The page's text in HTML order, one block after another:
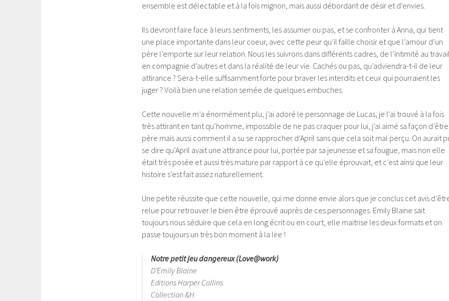
ensemble est délectable et à la fois mignon, mais aussi débordant de désir et d’envies.
Ils devront faire face à leurs sentiments, les assumer ou pas, et se confronter à Anna, qui tient
une place importante dans leur coeur, avec cette peur qu’il faille choisir et que l’amour d’un
père l’emporte sur leur relation. Nous les suivrons dans différents cadres, de l’intimité au
en compagnie d’autres et dans la réalité de leur vie. Cachés ou pas, qu’adviendra-t-il de leur
attirance ? Sera-t-elle suffisamment forte pour braver les interdits et ceux qui pourraient les
juger ? Voilà bien une relation semée de quelques embuches.
Cette nouvelle m’a énormément plu, j’ai adoré le personnage de Lucas, je l’ai trouvé à la fois
très attirant en tant qu’homme, impossible de ne pas craquer pour lui, j’ai aimé sa façon d’être
père mais aussi comment il a su se rapprocher d’April sans que cela soit mal perçu. On aurait
se dire qu’April avait une attirance pour lui, portée par sa jeunesse et sa fougue, mais non elle
était très posée et aussi très mature par rapport à ce qu’elle éprouvait, et c’est ainsi que leur
histoire s’est fait assez naturellement.
Une petite réussite que cette nouvelle, qui me donne envie alors que je conclus cet avis
relue pour retrouver le bien être éprouvé auprès de ces personnages. Emily Blaine sait
toujours nous séduire que cela en long écrit ou en court, elle maitrise les deux formats et on
passe toujours un très bon moment à la lire !
Notre petit jeu dangereux (Love@work)
D’Emily Blaine
Editions Harper Collins
Collection &H